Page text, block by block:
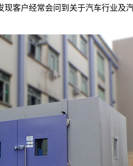
客户经常会问到关于汽车行业及